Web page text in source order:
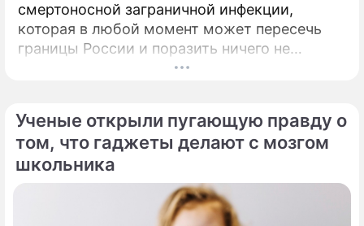
смертоносной заграничной инфекции,
которая в любой момент может пересечь
границы России и поразить ничего не
подозревающих граждан. Россию
и смертоносный вирус Бурбон.
Ученые открыли пугающую правду о
том, что гаджеты делают с мозгом
школьника